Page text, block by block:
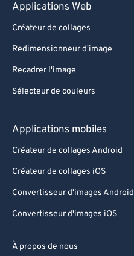
Applications Web
Créateur de collages
Redimensionneur d'image
Recadrer l'image
Sélecteur de couleurs
Applications mobiles
Créateur de collages Android
Créateur de collages iOS
Convertisseur d'images Android
Convertisseur d'images iOS
À propos de nous